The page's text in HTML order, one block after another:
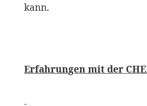
kann.
Erfahrungen mit der